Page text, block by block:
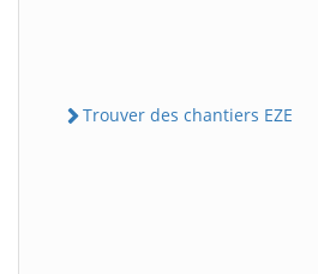
Trouver des chantiers EZE